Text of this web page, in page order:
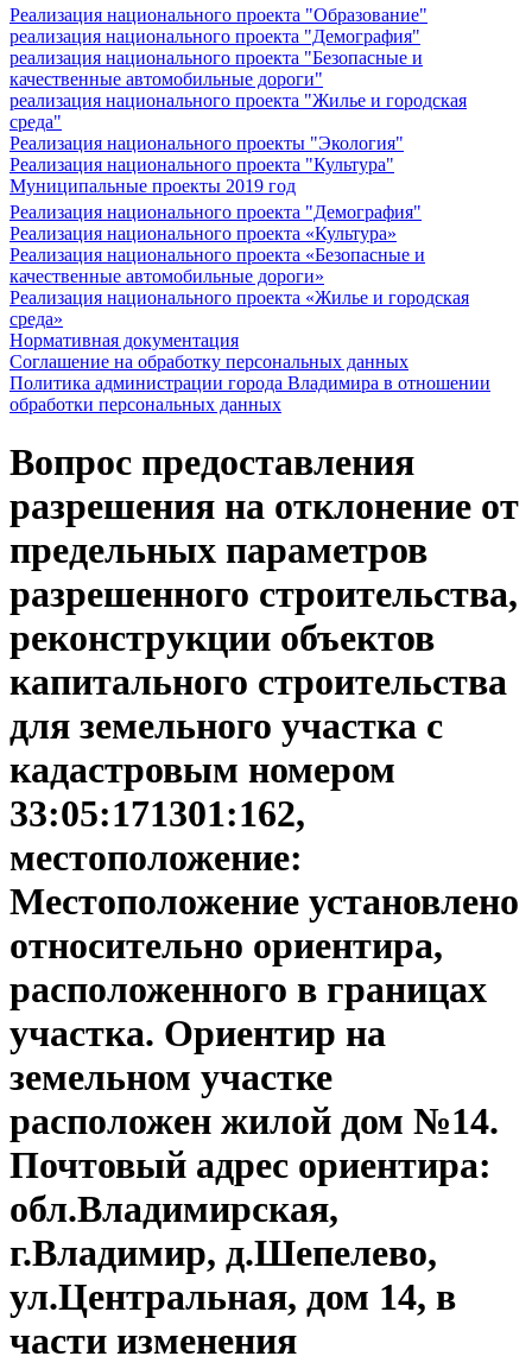
Реализация национального проекта "Образование"
реализация национального проекта "Демография"
реализация национального проекта "Безопасные и
качественные автомобильные дороги"
реализация национального проекта "Жилье и городская
среда"
Реализация национального проекты "Экология"
Реализация национального проекта "Культура"
Муниципальные проекты 2019 год
Реализация национального проекта "Демография"
Реализация национального проекта «Культура»
Реализация национального проекта «Безопасные и
качественные автомобильные дороги»
Реализация национального проекта «Жилье и городская
среда»
Нормативная документация
Соглашение на обработку персональных данных
Политика администрации города Владимира в отношении
обработки персональных данных
Вопрос предоставления
разрешения на отклонение от
предельных параметров
разрешенного строительства,
реконструкции объектов
капитального строительства
для земельного участка с
кадастровым номером
33:05:171301:162,
местоположение:
Местоположение установлено
относительно ориентира,
расположенного в границах
участка. Ориентир на
земельном участке
расположен жилой дом №14.
Почтовый адрес ориентира:
обл.Владимирская,
г.Владимир, д.Шепелево,
ул.Центральная, дом 14, в
части изменения